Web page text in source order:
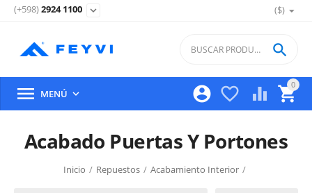
($)
(+598)2924 1100 expand_more
0

 


 MENÚ 
Acabado Puertas Y Portones
Inicio / Repuestos / Acabamiento Interior /